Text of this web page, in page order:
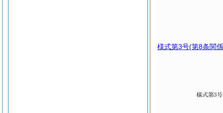
様式第3号(第8条関